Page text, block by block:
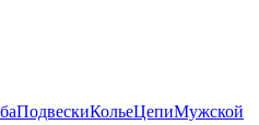
ПодвескиКольеЦепиМужской